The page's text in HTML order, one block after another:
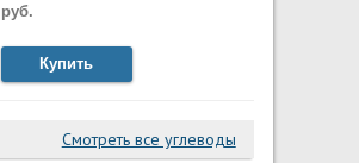
руб.
Купить
Смотреть все углеводы